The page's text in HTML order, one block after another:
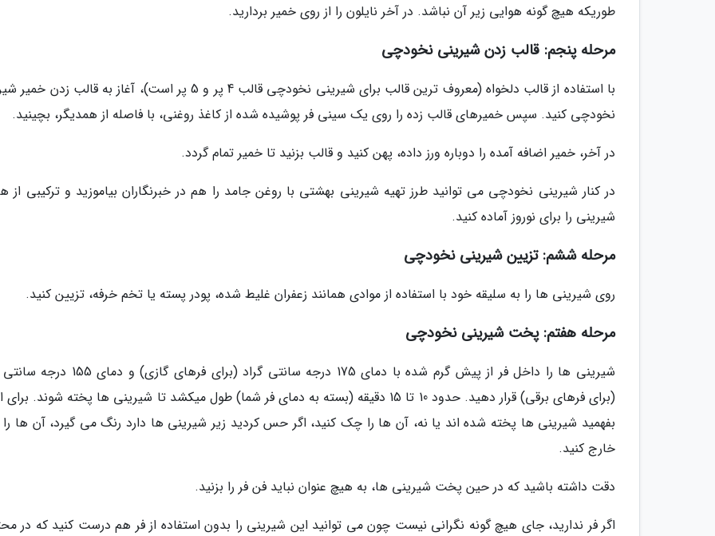
طوریکه هیچ گونه هوایی زیر آن نباشد. در آخر نایلون را از روی خمیر بردارید.
مرحله پنجم: قالب زدن شیرینی نخودچی
با استفاده از قالب دلخواه (معروف ترین قالب برای شیرینی نخودچی قالب 4 پر و 5 پر است)، آغاز به قالب
نخودچی کنید. سپس خمیرهای قالب زده را روی یک سینی فر پوشیده شده از کاغذ روغنی، با فاصله از همدیگر، بچینید.
در آخر، خمیر اضافه آمده را دوباره ورز داده، پهن کنید و قالب بزنید تا خمیر تمام گردد.
در کنار شیرینی نخودچی می توانید طرز تهیه شیرینی بهشتی با روغن جامد را هم در خبرنگاران بیاموزید و ترکیبی از
شیرینی را برای نوروز آماده کنید.
مرحله ششم: تزیین شیرینی نخودچی
روی شیرینی ها را به سلیقه خود با استفاده از موادی همانند زعفران غلیط شده، پودر پسته یا تخم خرفه، تزیین کنید.
مرحله هفتم: پخت شیرینی نخودچی
شیرینی ها را داخل فر از پیش گرم شده با دمای 175 درجه سانتی گراد (برای فرهای
(برای فرهای برقی) قرار دهید. حدود 10 تا 15 دقیقه (بسته به دمای فر شما) طول میکشد تا شیرینی ها پخته شوند.
بفهمید شیرینی ها پخته شده اند یا نه، آن ها را چک کنید، اگر حس کردید زیر شیرینی ها دارد رنگ می گیرد، آن ها را
خارج کنید.
دقت داشته باشید که در حین پخت شیرینی ها، به هیچ عنوان نباید فن فر را بزنید.
اگر فر ندارید، جای هیچ گونه نگرانی نیست چون می توانید این شیرینی را بدون استفاده از فر هم درست کنید که در